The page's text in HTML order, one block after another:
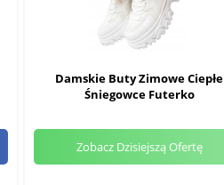
Damskie Buty Zimowe Ciepłe
Śniegowce Futerko
Zobacz Dzisiejszą Ofertę